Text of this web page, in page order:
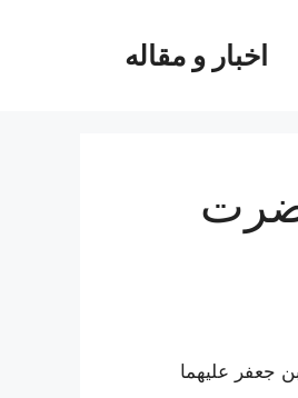
اخبار و مقاله
جعفر علیهما